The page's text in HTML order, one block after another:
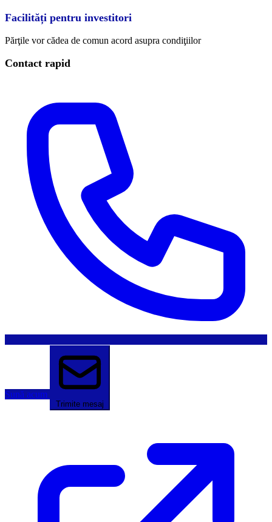
Facilități pentru investitori
Părţile vor cădea de comun acord asupra condiţiilor
Contact rapid
Sună acum
Trimite mesaj